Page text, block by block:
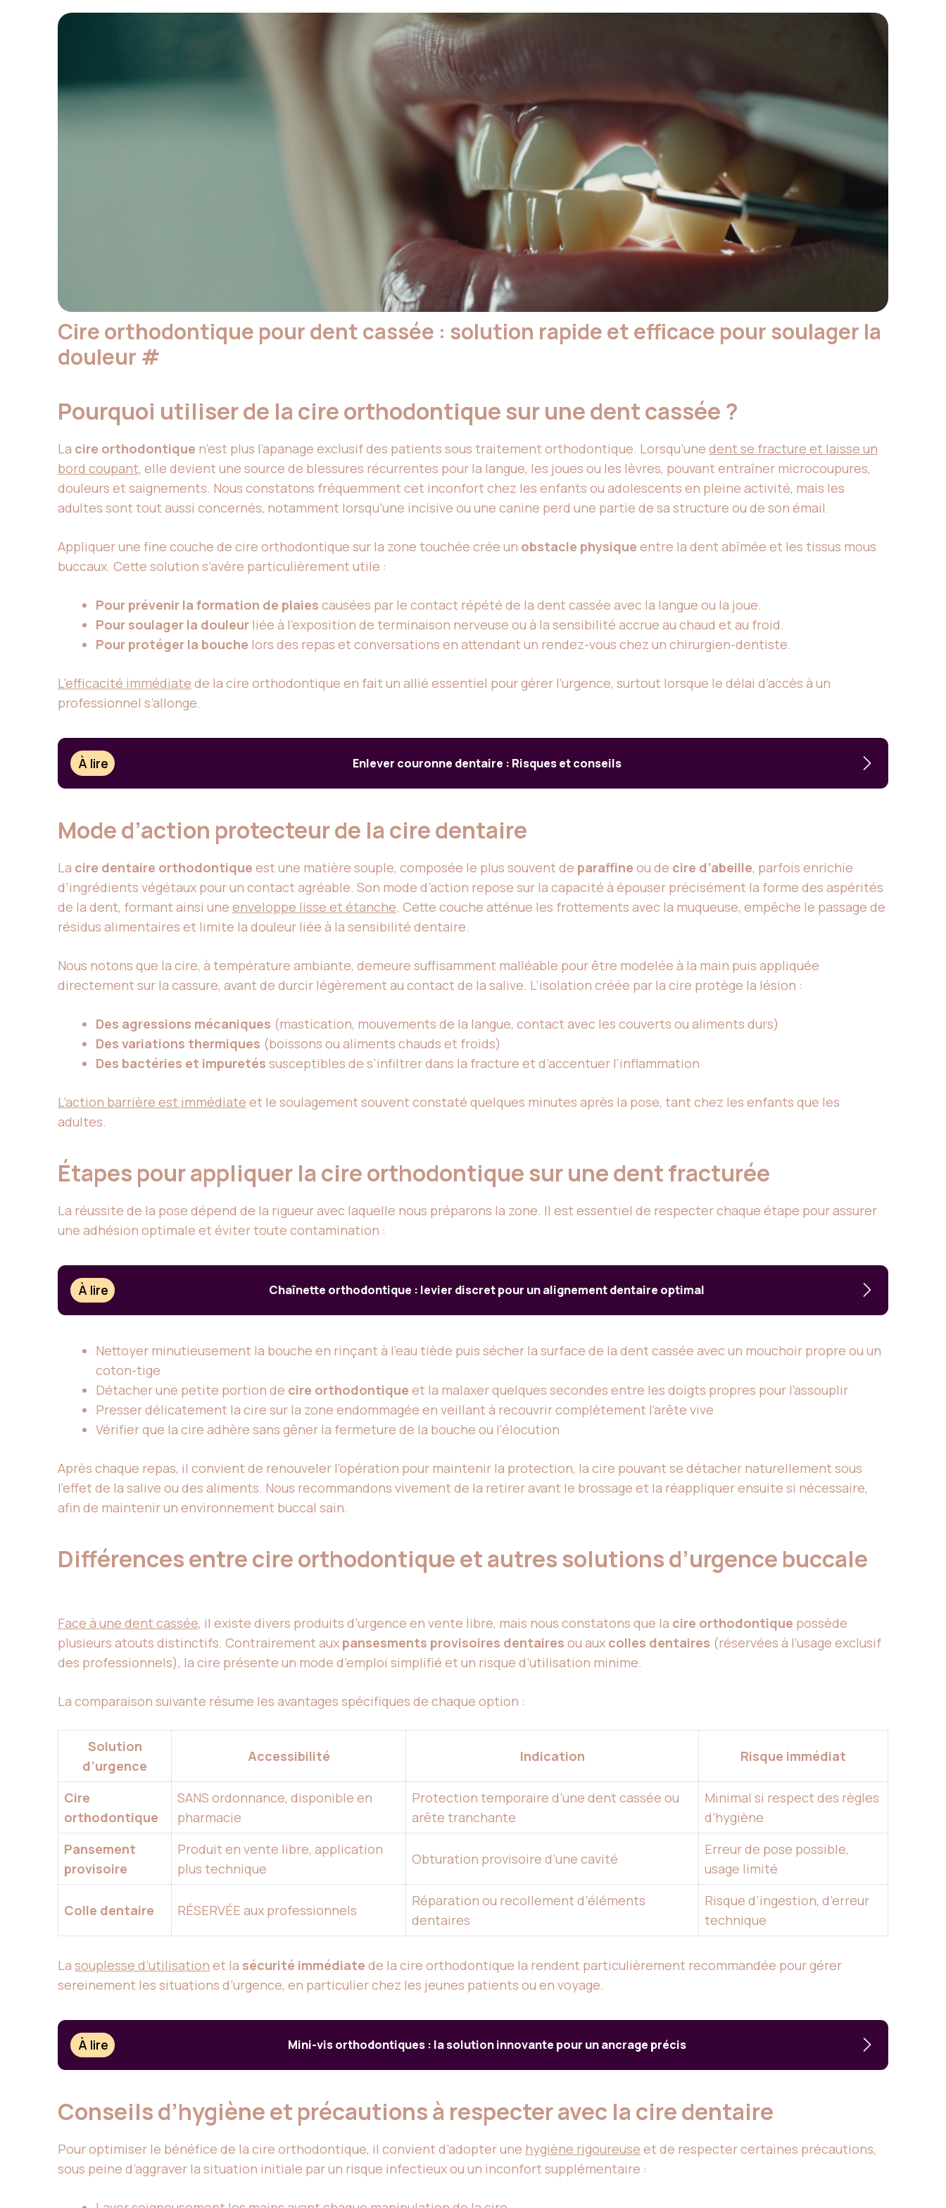
Cire orthodontique pour dent cassée : solution rapide et efficace pour soulager la
douleur #
Pourquoi utiliser de la cire orthodontique sur une dent cassée ?
La cire orthodontique n’est plus l’apanage exclusif des patients sous traitement orthodontique. Lorsqu’une dent se fracture et laisse un
bord coupant, elle devient une source de blessures récurrentes pour la langue, les joues ou les lèvres, pouvant entraîner microcoupures,
douleurs et saignements. Nous constatons fréquemment cet inconfort chez les enfants ou adolescents en pleine activité, mais les
adultes sont tout aussi concernés, notamment lorsqu’une incisive ou une canine perd une partie de sa structure ou de son émail.
Appliquer une fine couche de cire orthodontique sur la zone touchée crée un obstacle physique entre la dent abîmée et les tissus mous
buccaux. Cette solution s’avère particulièrement utile :
Pour prévenir la formation de plaies causées par le contact répété de la dent cassée avec la langue ou la joue.
Pour soulager la douleur liée à l’exposition de terminaison nerveuse ou à la sensibilité accrue au chaud et au froid.
Pour protéger la bouche lors des repas et conversations en attendant un rendez-vous chez un chirurgien-dentiste.
L’efficacité immédiate de la cire orthodontique en fait un allié essentiel pour gérer l’urgence, surtout lorsque le délai d’accès à un
professionnel s’allonge.
À lire Enlever couronne dentaire : Risques et conseils
Mode d’action protecteur de la cire dentaire
La cire dentaire orthodontique est une matière souple, composée le plus souvent de paraffine ou de cire d’abeille, parfois enrichie
d’ingrédients végétaux pour un contact agréable. Son mode d’action repose sur la capacité à épouser précisément la forme des aspérités
de la dent, formant ainsi une enveloppe lisse et étanche. Cette couche atténue les frottements avec la muqueuse, empêche le passage de
résidus alimentaires et limite la douleur liée à la sensibilité dentaire.
Nous notons que la cire, à température ambiante, demeure suffisamment malléable pour être modelée à la main puis appliquée
directement sur la cassure, avant de durcir légèrement au contact de la salive. L’isolation créée par la cire protège la lésion :
Des agressions mécaniques (mastication, mouvements de la langue, contact avec les couverts ou aliments durs)
Des variations thermiques (boissons ou aliments chauds et froids)
Des bactéries et impuretés susceptibles de s’infiltrer dans la fracture et d’accentuer l’inflammation
L’action barrière est immédiate et le soulagement souvent constaté quelques minutes après la pose, tant chez les enfants que les
adultes.
Étapes pour appliquer la cire orthodontique sur une dent fracturée
La réussite de la pose dépend de la rigueur avec laquelle nous préparons la zone. Il est essentiel de respecter chaque étape pour assurer
une adhésion optimale et éviter toute contamination :
À lire Chaînette orthodontique : levier discret pour un alignement dentaire optimal
Nettoyer minutieusement la bouche en rinçant à l’eau tiède puis sécher la surface de la dent cassée avec un mouchoir propre ou un
coton-tige
Détacher une petite portion de cire orthodontique et la malaxer quelques secondes entre les doigts propres pour l’assouplir
Presser délicatement la cire sur la zone endommagée en veillant à recouvrir complètement l’arête vive
Vérifier que la cire adhère sans gêner la fermeture de la bouche ou l’élocution
Après chaque repas, il convient de renouveler l’opération pour maintenir la protection, la cire pouvant se détacher naturellement sous
l’effet de la salive ou des aliments. Nous recommandons vivement de la retirer avant le brossage et la réappliquer ensuite si nécessaire,
afin de maintenir un environnement buccal sain.
Différences entre cire orthodontique et autres solutions d’urgence buccale
Face à une dent cassée, il existe divers produits d’urgence en vente libre, mais nous constatons que la cire orthodontique possède
plusieurs atouts distinctifs. Contrairement aux pansesments provisoires dentaires ou aux colles dentaires (réservées à l’usage exclusif
des professionnels), la cire présente un mode d’emploi simplifié et un risque d’utilisation minime.
La comparaison suivante résume les avantages spécifiques de chaque option :
Solution
d’urgence
Accessibilité Indication Risque immédiat
Cire
orthodontique
SANS ordonnance, disponible en
pharmacie
Protection temporaire d’une dent cassée ou
arête tranchante
Minimal si respect des règles
d’hygiène
Pansement
provisoire
Produit en vente libre, application
plus technique
Obturation provisoire d’une cavité
Erreur de pose possible,
usage limité
Colle dentaire RÉSERVÉE aux professionnels
Réparation ou recollement d’éléments
dentaires
Risque d’ingestion, d’erreur
technique
La souplesse d’utilisation et la sécurité immédiate de la cire orthodontique la rendent particulièrement recommandée pour gérer
sereinement les situations d’urgence, en particulier chez les jeunes patients ou en voyage.
À lire Mini-vis orthodontiques : la solution innovante pour un ancrage précis
Conseils d’hygiène et précautions à respecter avec la cire dentaire
Pour optimiser le bénéfice de la cire orthodontique, il convient d’adopter une hygiène rigoureuse et de respecter certaines précautions,
sous peine d’aggraver la situation initiale par un risque infectieux ou un inconfort supplémentaire :